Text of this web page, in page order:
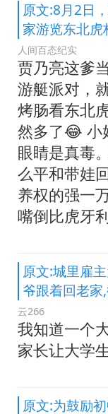
原文:8月2日
家游览东北
人间百态纪实
贾乃亮这爹
游艇派对，
烤肠看东北
然多了😂 小
眼睛是真毒
么平和带娃
养权的强一
嘴倒比虎牙利
原文:城里雇
爷跟着回老家
云266
我知道一个
家长让大学
原文:为鼓励